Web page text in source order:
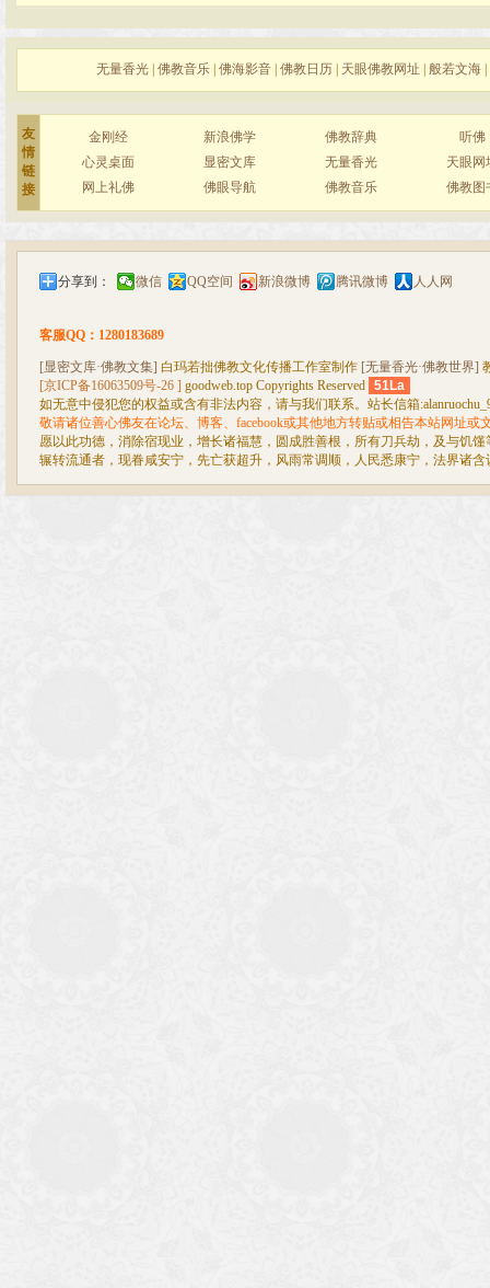
无量香光 佛教音乐 佛海影音 佛教日历 天眼佛教网址 般若文海
友
情
链
接
金刚经 新浪佛学 佛教辞典
听佛
心灵桌面
显密文库 无量香光
天眼网
网上礼佛
佛眼导航 佛教音乐 佛教图
分享到： 微信 QQ空间 新浪微博 腾讯微博 人人网
客服QQ：1280183689
[显密文库·佛教文集] 白玛若拙佛教文化传播工作室制作 [无量香光·佛教世界]
[京ICP备16063509号-26 ] goodweb.top Copyrights Reserved 51La
如无意中侵犯您的权益或含有非法内容，请与我们联系。站长信箱
敬请诸位善心佛友在论坛、博客、facebook或其他地方转贴或相告本站网址或
愿以此功德，消除宿现业，增长诸福慧，圆成胜善根，所有刀兵劫，及与饥
辗转流通者，现眷咸安宁，先亡获超升，风雨常调顺，人民悉康宁，法界诸含